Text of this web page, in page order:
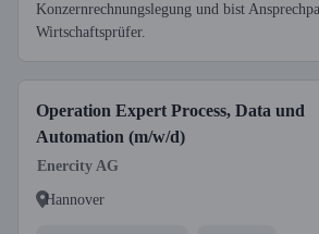
Konzernrechnungslegung und bist
Wirtschaftsprüfer.
Operation Expert Process, Data und
Automation (m/w/d)
Enercity AG
Hannover